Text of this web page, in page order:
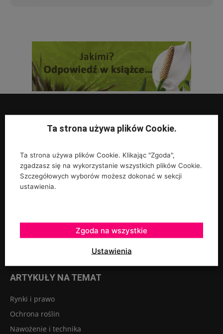
Rośliny ozdobne
Szkółkarstwo
Szklarnie tunele osłony
ARTYKUŁY NA TEMAT
Rynki i prawo
Ochrona roślin
Nawożenie i technika
Ta strona używa plików Cookie.
Ta strona używa plików Cookie. Klikając "Zgoda",
zgadzasz się na wykorzystanie wszystkich plików Cookie.
Szczegółowych wyborów możesz dokonać w sekcji
ustawienia.
Ustawienia
Zgoda na wszystkie